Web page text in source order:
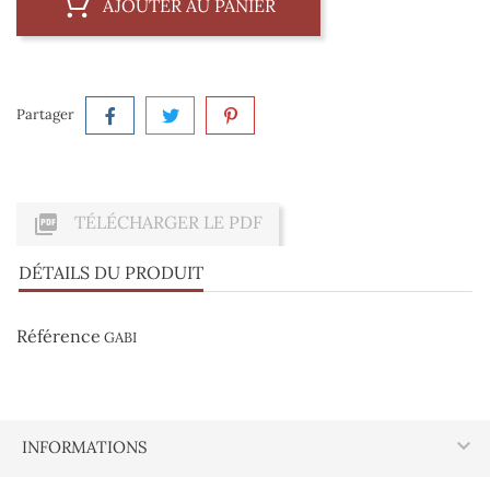
AJOUTER AU PANIER
Partager
 TÉLÉCHARGER LE PDF
DÉTAILS DU PRODUIT
Référence GABI
INFORMATIONS 